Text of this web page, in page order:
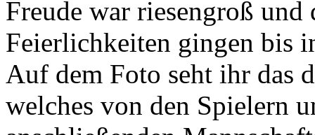
Freude war riesengroß und
Feierlichkeiten gingen bis
Auf dem Foto seht ihr das
welches von den Spielern